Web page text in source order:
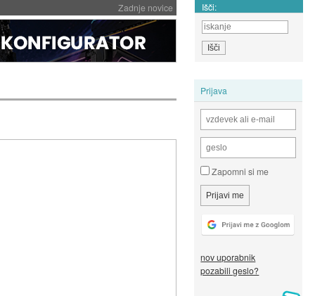
Zadnje novice Išči:
Prijava
Zapomni si me
nov uporabnik
pozabili geslo?